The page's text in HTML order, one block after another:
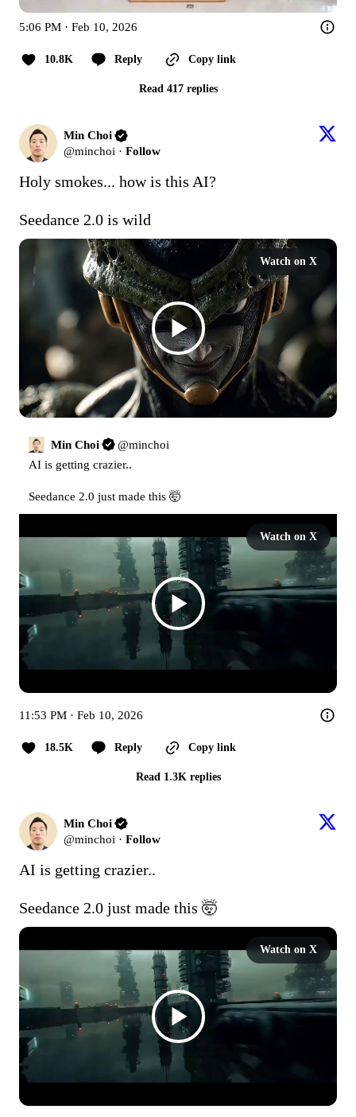
5:06 PM · Feb 10, 2026
10.8K Reply Copy link
Read 417 replies
Min Choi
@minchoi · Follow
Holy smokes... how is this AI?
Seedance 2.0 is wild
Watch on X
Min Choi @minchoi
AI is getting crazier..
Seedance 2.0 just made this 🤯
Watch on X
11:53 PM · Feb 10, 2026
18.5K Reply Copy link
Read 1.3K replies
Min Choi
@minchoi · Follow
AI is getting crazier..
Seedance 2.0 just made this 🤯
Watch on X